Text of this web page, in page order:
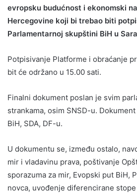
evropsku budućnost i ekonomski
Hercegovine koji bi trebao biti
Parlamentarnoj skupštini BiH u
Potpisivanje Platforme i obraćanje
bit će održano u 15.00 sati.
Finalni dokument poslan je svim
strankama, osim SNSD-u.
BiH, SDA, DF-u.
U dokumentu se, između ostalo,
mir i vladavinu prava, poštivanje
sporazuma za mir, Evopski put BiH,
novca, uvođenje diferencirane